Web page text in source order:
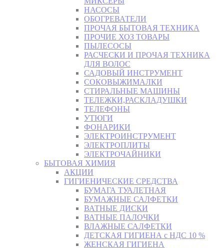
НАСОСЫ
ОБОГРЕВАТЕЛИ
ПРОЧАЯ БЫТОВАЯ ТЕХНИКА
ПРОЧИЕ ХОЗ ТОВАРЫ
ПЫЛЕСОСЫ
РАСЧЕСКИ И ПРОЧАЯ ТЕХНИКА
ДЛЯ ВОЛОС
САДОВЫЙ ИНСТРУМЕНТ
СОКОВЫЖИМАЛКИ
СТИРАЛЬНЫЕ МАШИНЫ
ТЕЛЕЖКИ,РАСКЛАДУШКИ
ТЕЛЕФОНЫ
УТЮГИ
ФОНАРИКИ
ЭЛЕКТРОИНСТРУМЕНТ
ЭЛЕКТРОПЛИТЫ
ЭЛЕКТРОЧАЙНИКИ
БЫТОВАЯ ХИМИЯ
АКЦИИ
ГИГИЕНИЧЕСКИЕ СРЕДСТВА
БУМАГА ТУАЛЕТНАЯ
БУМАЖНЫЕ САЛФЕТКИ
ВАТНЫЕ ДИСКИ
ВАТНЫЕ ПАЛОЧКИ
ВЛАЖНЫЕ САЛФЕТКИ
ДЕТСКАЯ ГИГИЕНА с НДС 10 %
ЖЕНСКАЯ ГИГИЕНА